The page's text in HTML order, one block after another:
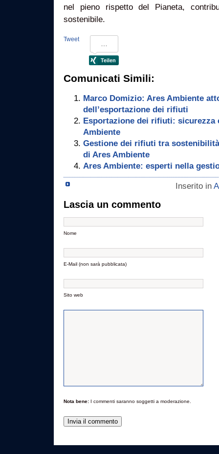
nel pieno rispetto del Pianeta,
sostenibile.
Tweet
Comunicati Simili:
Marco Domizio: Ares Ambiente
dell’esportazione dei rifiuti
Esportazione dei rifiuti: sicurezza
Ambiente
Gestione dei rifiuti tra
di Ares Ambiente
Ares Ambiente: esperti nella
Inserito in
Lascia un commento
Nome
E-Mail (non sarà pubblicata)
Sito web
Nota bene: I commenti saranno soggetti a moderazione.